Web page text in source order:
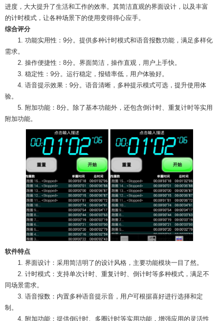
进度，大大提升了生活和工作的效率。其简洁直观的界面设计，以及丰富
的计时模式，让各种场景下的使用变得得心应手。
综合评分
1. 功能实用性：9分。提供多种计时模式和语音报数功能，满足多样化
需求。
2. 操作便捷性：8分。界面简洁，操作直观，用户上手快。
3. 稳定性：9分。运行稳定，报错率低，用户体验好。
4. 语音提示效果：9分。语音清晰，多种提示模式可选，提升使用体
验。
5. 附加功能：8分。除了基本功能外，还包含倒计时、重复计时等实用
附加功能。
软件特点
1. 界面设计：采用简洁明了的设计风格，主要功能模块一目了然。
2. 计时模式：支持单次计时、重复计时、倒计时等多种模式，满足不
同场景需求。
3. 语音报数：内置多种语音提示音，用户可根据喜好进行选择和定
制。
4. 附加功能：提供倒计时、多圈计时等实用功能，增强应用的灵活性